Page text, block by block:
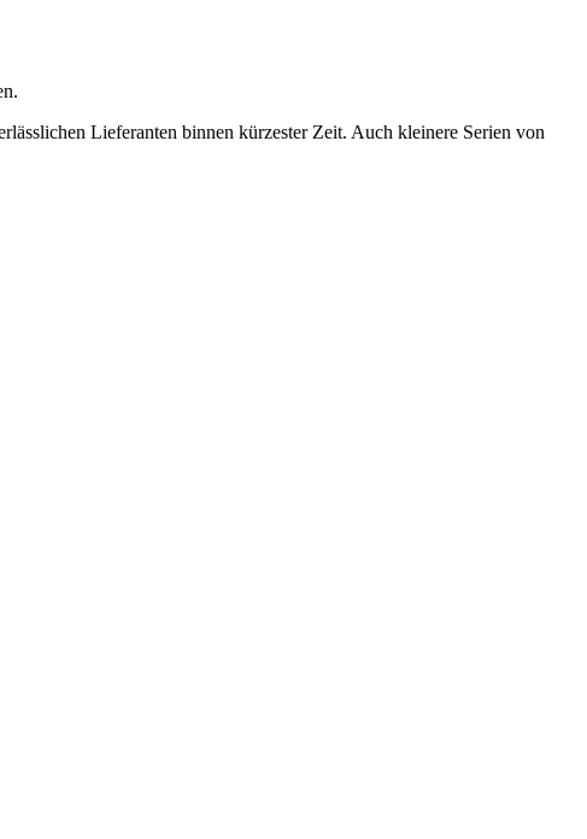
Lieferanten binnen kürzester Zeit. Auch kleinere Serien von